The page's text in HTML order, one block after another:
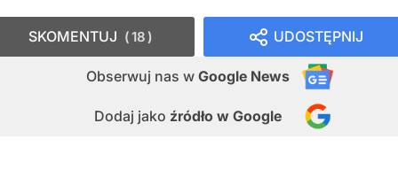
UDOSTĘPNIJ
Obserwuj nas w Google News
Dodaj jako źródło w Google
SKOMENTUJ 18